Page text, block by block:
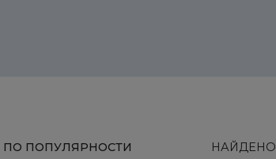
ПО ПОПУЛЯРНОСТИ НАЙДЕНО